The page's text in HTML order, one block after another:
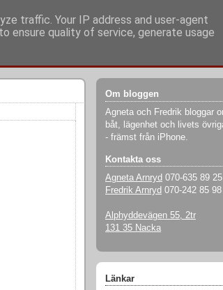
Om bloggen
Agneta och Fredrik bloggar
båt, lägenhet och livets
- främst från iPhone.
Kontakta oss
Agneta Arnryd 070-635 89 25
Fredrik Arnryd 070-242 85 98
Alphyddevägen 55, 2tr
131 35 Nacka
Länkar
traffic. Your IP address and user-agent
ensure quality of service, generate usage